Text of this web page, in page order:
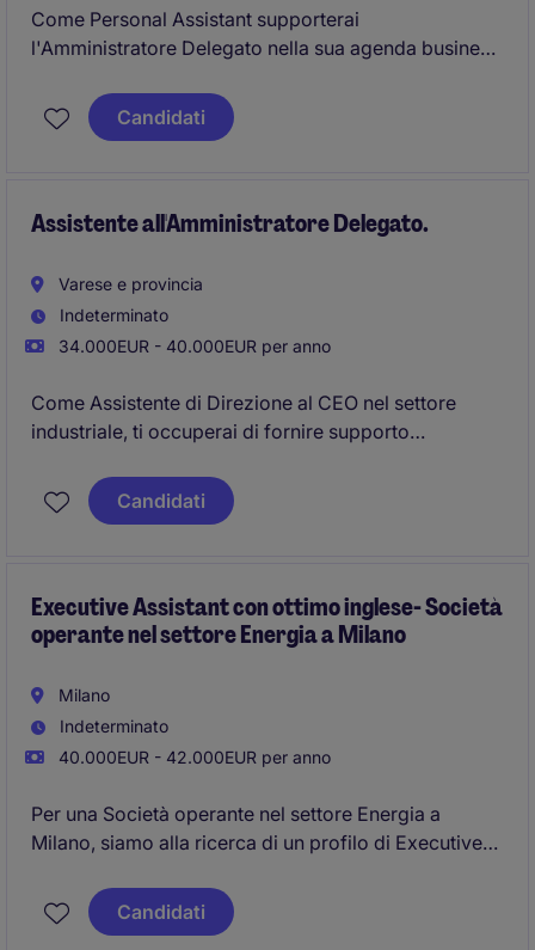
Come Personal Assistant supporterai
l'Amministratore Delegato nella sua agenda business
discrezione ed eccellenti capacità comunicative e
relazionali.
Candidati
Assistente all'Amministratore Delegato.
Varese e provincia
Indeterminato
34.000EUR - 40.000EUR per anno
Come Assistente di Direzione al CEO nel settore
industriale, ti occuperai di fornire supporto
gestione efficiente delle attività quotidiane. Questo
ruolo richiede eccellenti capacità di comunicazione,
Candidati
Executive Assistant con ottimo inglese- Società
operante nel settore Energia a Milano
Milano
Indeterminato
40.000EUR - 42.000EUR per anno
Per una Società operante nel settore Energia a
Milano, siamo alla ricerca di un profilo di Executive
Candidati